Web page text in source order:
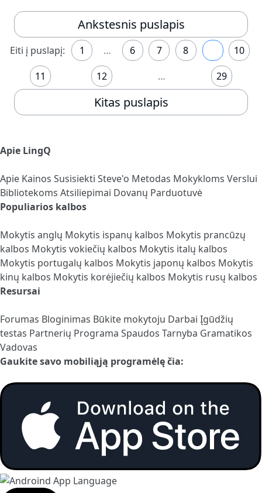
Ankstesnis puslapis
Eiti į puslapį: 1 … 6 7 8
10
11
12 … 29
Kitas puslapis
Apie LingQ
Apie Kainos Susisiekti Steve'o Metodas Mokykloms Verslui
Bibliotekoms Atsiliepimai Dovanų Parduotuvė
Populiarios kalbos
Mokytis anglų Mokytis ispanų kalbos Mokytis prancūzų
kalbos Mokytis vokiečių kalbos Mokytis italų kalbos
Mokytis portugalų kalbos Mokytis japonų kalbos Mokytis
kinų kalbos Mokytis korėjiečių kalbos Mokytis rusų kalbos
Resursai
Forumas Bloginimas Būkite mokytoju Darbai Įgūdžių
testas Partnerių Programa Spaudos Tarnyba Gramatikos
Vadovas
Gaukite savo mobiliąją programėlę čia: